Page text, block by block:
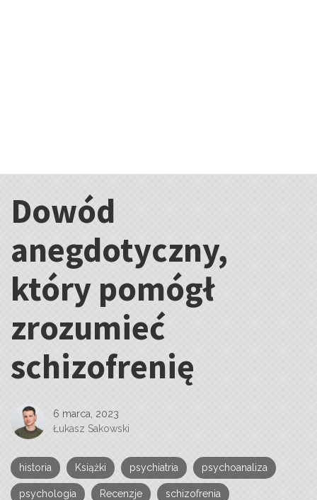
Kategorie:
Dowód
anegdotyczny,
który pomógł
zrozumieć
schizofrenię
6 marca, 2023
Łukasz Sakowski
historia Książki psychiatria psychoanaliza
psychologia Recenzje schizofrenia